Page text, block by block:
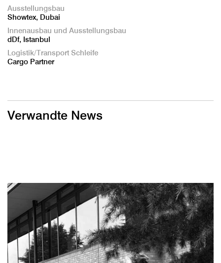
Ausstellungsbau
Showtex, Dubai
Innenausbau und Ausstellungsbau
dDf, Istanbul
Logistik/Transport Schleife
Cargo Partner
Verwandte News